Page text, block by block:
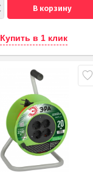
В корзину
Купить в 1 клик